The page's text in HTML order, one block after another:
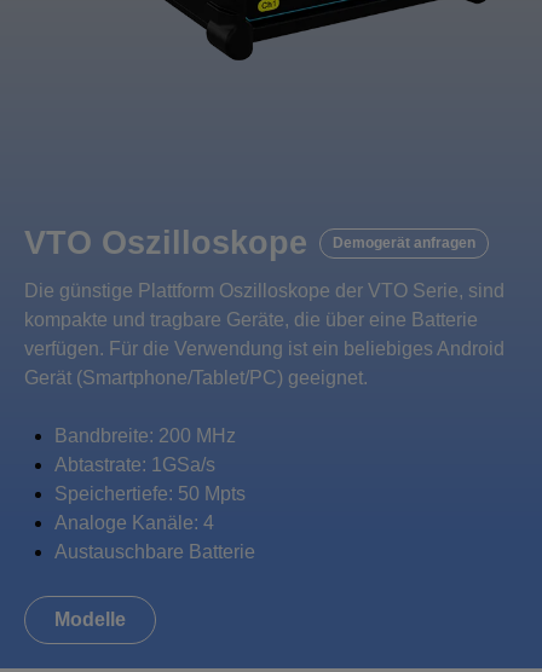
VTO Oszilloskope Demogerät anfragen
Die günstige Plattform Oszilloskope der VTO Serie, sind
kompakte und tragbare Geräte, die über eine Batterie
verfügen. Für die Verwendung ist ein beliebiges Android
Gerät (Smartphone/Tablet/PC) geeignet.
Bandbreite: 200 MHz
Abtastrate: 1GSa/s
Speichertiefe: 50 Mpts
Analoge Kanäle: 4
Austauschbare Batterie
Modelle